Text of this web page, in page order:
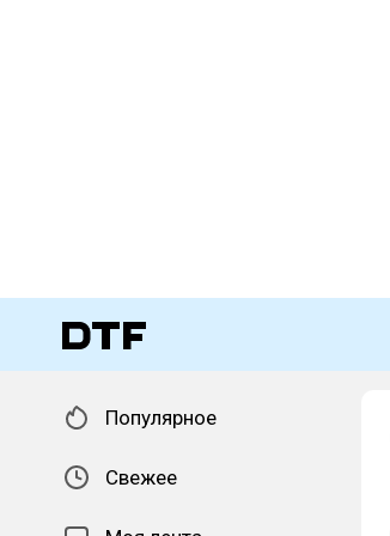
Популярное
Свежее